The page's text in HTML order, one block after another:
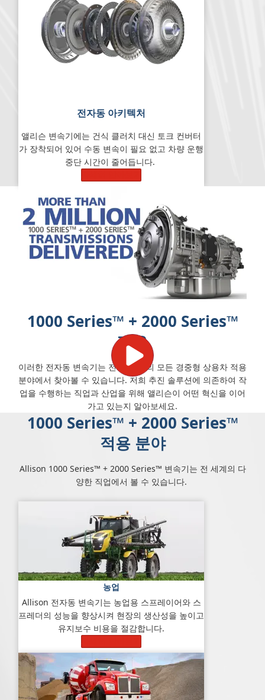
전자동 아키텍처
앨리슨 변속기에는 건식 클러치 대신 토크 컨버터
가 장착되어 있어 수동 변속이 필요 없고 차량 운행
중단 시간이 줄어듭니다.
1000 Series™ + 2000 Series™
개요
이러한 전자동 변속기는 전 세계 거의 모든 경중형 상용차 적용
분야에서 찾아볼 수 있습니다. 저희 추진 솔루션에 의존하여 작
업을 수행하는 직업과 산업을 위해 앨리슨이 어떤 혁신을 이어
가고 있는지 알아보세요.
1000 Series™ + 2000 Series™
적용 분야
Allison 1000 Series™ + 2000 Series™ 변속기는 전 세계의 다
양한 직업에서 볼 수 있습니다.
농업
Allison 전자동 변속기는 농업용 스프레이어와 스
프레더의 성능을 향상시켜 현장의 생산성을 높이고
유지보수 비용을 절감합니다.